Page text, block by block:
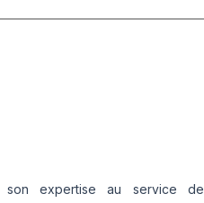
son expertise au service de